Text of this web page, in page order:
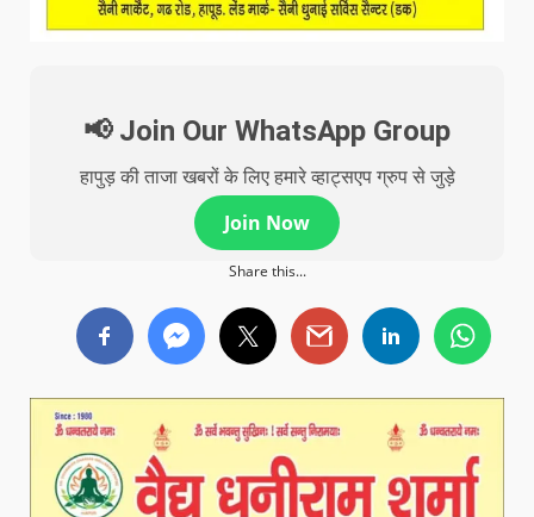
📢 Join Our WhatsApp Group
हापुड़ की ताजा खबरों के लिए हमारे व्हाट्सएप ग्रुप से जुड़े
Join Now
Share this...